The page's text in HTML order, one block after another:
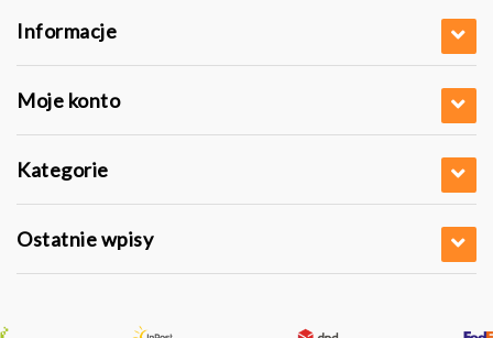
Informacje
Moje konto
Kategorie
Ostatnie wpisy